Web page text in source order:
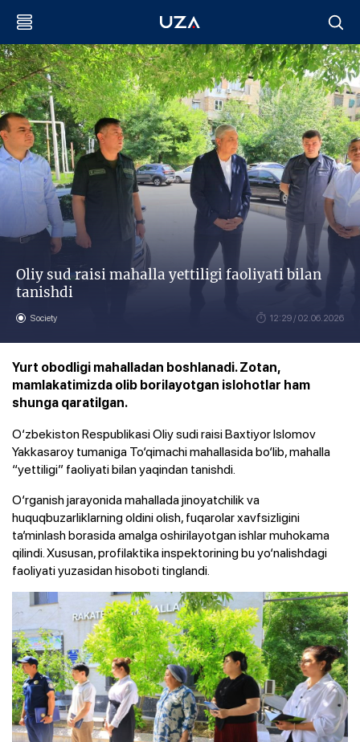
Oliy sud raisi mahalla yettiligi faoliyati bilan
tanishdi
Society 12:29 / 02.06.2026
Yurt obodligi mahalladan boshlanadi. Zotan,
mamlakatimizda olib borilayotgan islohotlar ham
shunga qaratilgan.
O‘zbekiston Respublikasi Oliy sudi raisi Baxtiyor Islomov
Yakkasaroy tumaniga To‘qimachi mahallasida bo‘lib, mahalla
“yettiligi” faoliyati bilan yaqindan tanishdi.
O‘rganish jarayonida mahallada jinoyatchilik va
huquqbuzarliklarning oldini olish, fuqarolar xavfsizligini
ta’minlash borasida amalga oshirilayotgan ishlar muhokama
qilindi. Xususan, profilaktika inspektorining bu yo‘nalishdagi
faoliyati yuzasidan hisoboti tinglandi.